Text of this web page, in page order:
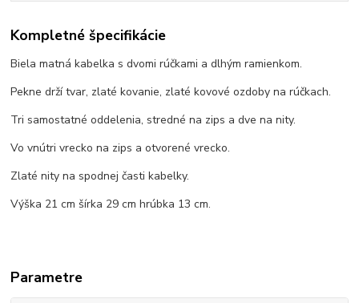
Kompletné špecifikácie
Biela matná kabelka s dvomi rúčkami a dlhým ramienkom.
Pekne drží tvar, zlaté kovanie, zlaté kovové ozdoby na rúčkach.
Tri samostatné oddelenia, stredné na zips a dve na nity.
Vo vnútri vrecko na zips a otvorené vrecko.
Zlaté nity na spodnej časti kabelky.
Výška 21 cm šírka 29 cm hrúbka 13 cm.
Parametre